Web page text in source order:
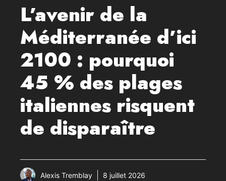
L’avenir de la
Méditerranée d’ici
2100 : pourquoi
45 % des plages
italiennes risquent
de disparaître
Alexis Tremblay 8 juillet 2026